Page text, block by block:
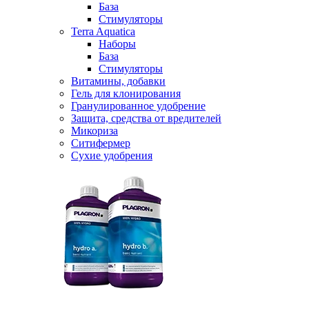
База
Стимуляторы
Terra Aquatica
Наборы
База
Стимуляторы
Витамины, добавки
Гель для клонирования
Гранулированное удобрение
Защита, средства от вредителей
Микориза
Ситифермер
Сухие удобрения